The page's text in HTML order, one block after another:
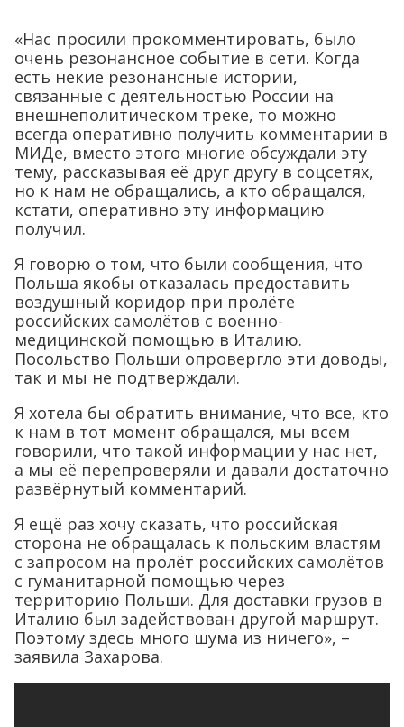
«Нас просили прокомментировать, было
очень резонансное событие в сети. Когда
есть некие резонансные истории,
связанные с деятельностью России на
внешнеполитическом треке, то можно
всегда оперативно получить комментарии в
МИДе, вместо этого многие обсуждали эту
тему, рассказывая её друг другу в соцсетях,
но к нам не обращались, а кто обращался,
кстати, оперативно эту информацию
получил.
Я говорю о том, что были сообщения, что
Польша якобы отказалась предоставить
воздушный коридор при пролёте
российских самолётов с военно-
медицинской помощью в Италию.
Посольство Польши опровергло эти доводы,
так и мы не подтверждали.
Я хотела бы обратить внимание, что все, кто
к нам в тот момент обращался, мы всем
говорили, что такой информации у нас нет,
а мы её перепроверяли и давали достаточно
развёрнутый комментарий.
Я ещё раз хочу сказать, что российская
сторона не обращалась к польским властям
с запросом на пролёт российских самолётов
с гуманитарной помощью через
территорию Польши. Для доставки грузов в
Италию был задействован другой маршрут.
Поэтому здесь много шума из ничего», –
заявила Захарова.